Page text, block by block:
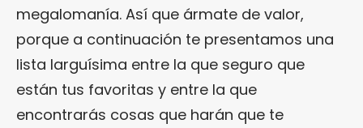
megalomanía. Así que ármate de valor,
porque a continuación te presentamos una
lista larguísima entre la que seguro que
están tus favoritas y entre la que
encontrarás cosas que harán que te